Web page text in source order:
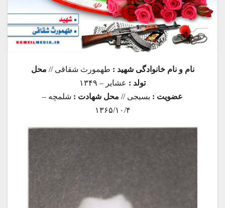
نام و نام خانوادگی شهید : طهمورث شقاقی // محل
تولد : عشایر – ۱۳۴۹
عضویت : بسیجی // محل شهادت : شلمچه –
۱۳۶۵/۱۰/۴